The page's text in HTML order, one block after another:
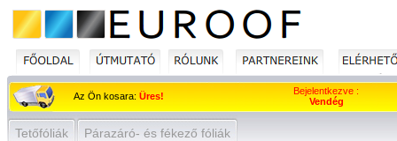
Az Ön kosara: Üres!
Bejelentkezve :
Vendég
Tetőfóliák Párazáró- és fékező fóliák